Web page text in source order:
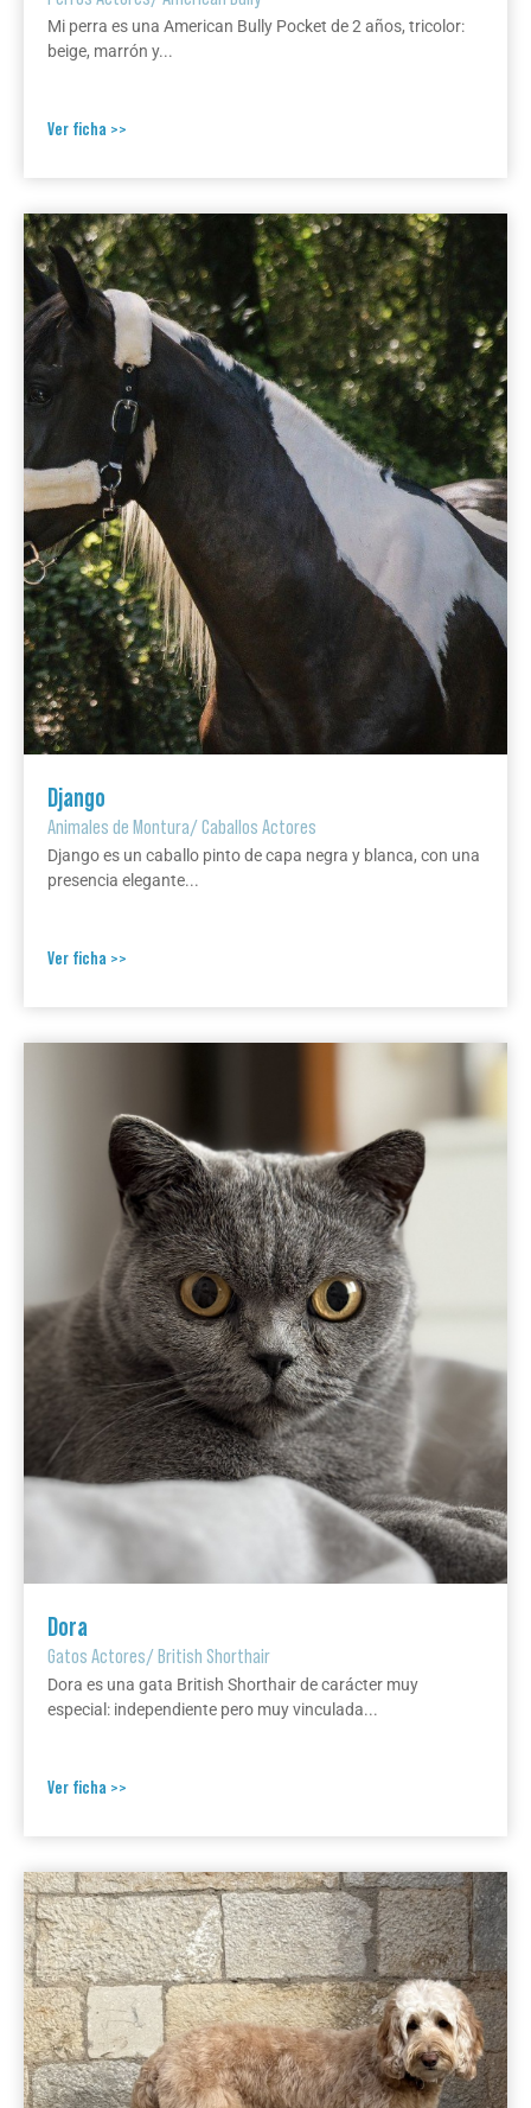
Mi perra es una American Bully Pocket de 2 años, tricolor:
beige, marrón y...
Ver ficha >>
Django
Animales de Montura/Caballos Actores
Django es un caballo pinto de capa negra y blanca, con una
presencia elegante...
Ver ficha >>
Dora
Gatos Actores/British Shorthair
Dora es una gata British Shorthair de carácter muy
especial: independiente pero muy vinculada...
Ver ficha >>